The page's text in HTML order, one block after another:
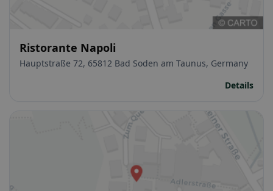
Ristorante Napoli
Hauptstraße 72, 65812 Bad Soden am Taunus, Germany
Details